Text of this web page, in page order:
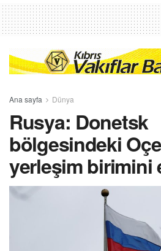
Ana sayfa Dünya
Rusya: Donetsk
bölgesindeki
yerleşim birimini